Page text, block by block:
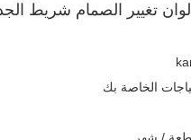
الخاصة بك